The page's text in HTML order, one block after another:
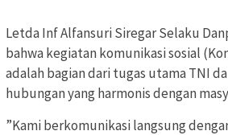
‎Letda Inf Alfansuri Siregar Selaku
bahwa kegiatan komunikasi sosial
adalah bagian dari tugas utama TNI
hubungan yang harmonis dengan
‎”Kami berkomunikasi langsung